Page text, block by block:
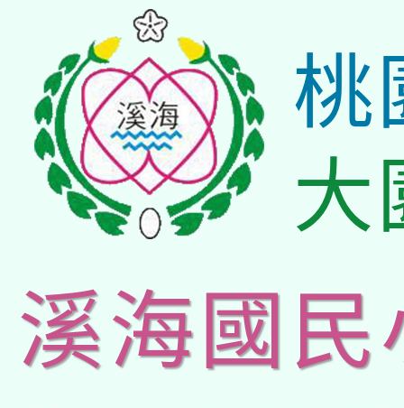
桃
大
溪海國民